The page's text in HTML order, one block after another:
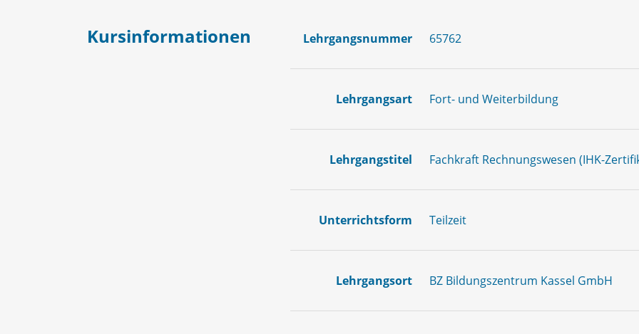
Kursinformationen Lehrgangsnummer 65762
Lehrgangsart Fort- und Weiterbildung
Lehrgangstitel Fachkraft Rechnungswesen (IHK-
Unterrichtsform Teilzeit
Lehrgangsort BZ Bildungszentrum Kassel GmbH